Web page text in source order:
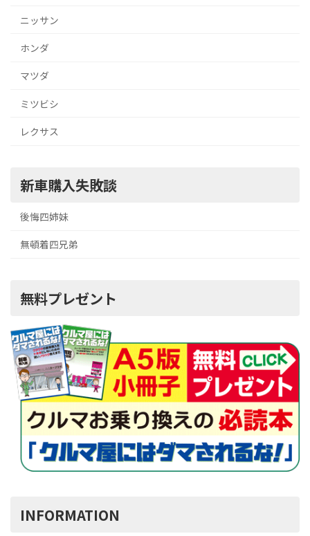
ニッサン
ホンダ
マツダ
ミツビシ
レクサス
新車購入失敗談
後悔四姉妹
無頓着四兄弟
無料プレゼント
INFORMATION